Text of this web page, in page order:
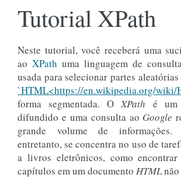
Tutorial XPath
Neste tutorial, você receberá uma
ao XPath uma linguagem de
usada para selecionar partes
`HTML<https://en.wikipedia.org/wiki/
forma segmentada. OXPath é um
difundido e uma consulta ao Google
grande volume de
entretanto, se concentra no uso de
a livros eletrônicos, como encontrar
capítulos em um documento HTMLnão